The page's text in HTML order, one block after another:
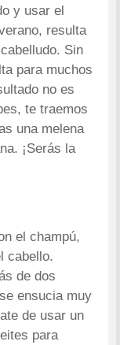
y usar el
resulta
Sin
para muchos
no es
te traemos
una melena
¡Serás la
el champú,
cabello.
de dos
ensucia muy
de usar un
para